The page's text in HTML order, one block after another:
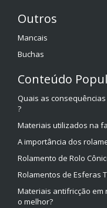
Outros
Mancais
Buchas
Conteúdo
Quais as
?
Materiais utilizados na
A importância dos
Rolamento de Rolo
Rolamentos de Esferas
Materiais antifricção em
o melhor?